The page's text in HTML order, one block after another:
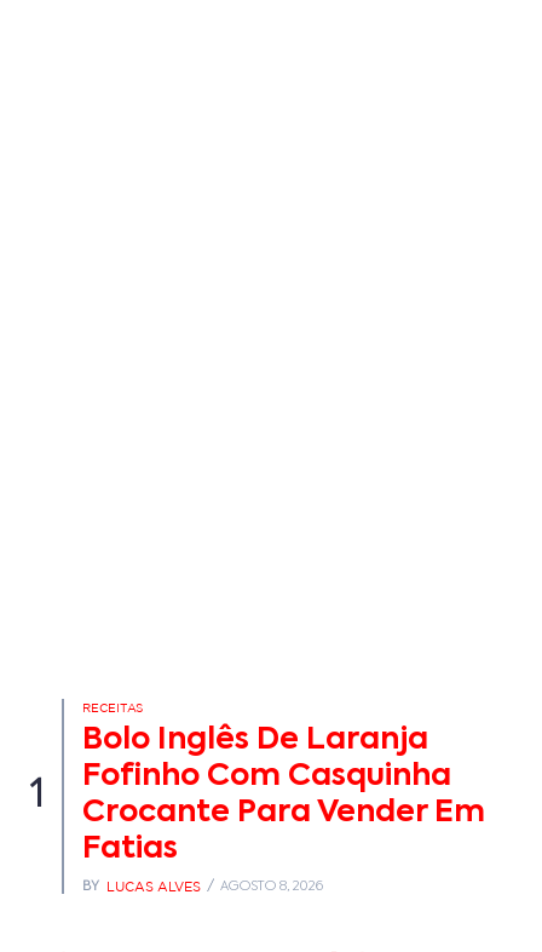
1
RECEITAS
Bolo Inglês De Laranja
Fofinho Com Casquinha
Crocante Para Vender Em
Fatias
BY LUCAS ALVES AGOSTO 8, 2026